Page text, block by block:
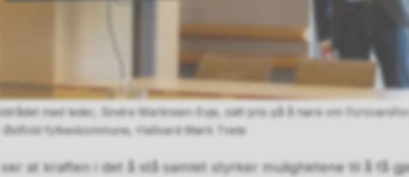
med leder, Sindre Martinsen-Evje, satt pris på å høre om
Østfold fylkeskommune, Hallvard Mørk Tvete
ser at kraften i det å stå samlet styrker mulighetene til å få